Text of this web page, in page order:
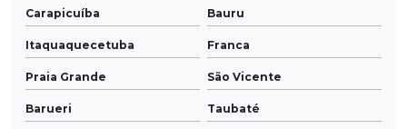
Carapicuíba Bauru
Itaquaquecetuba Franca
Praia Grande São Vicente
Barueri Taubaté